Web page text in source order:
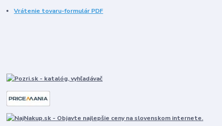
Vrátenie tovaru-formulár PDF